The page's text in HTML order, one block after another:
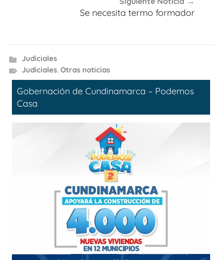
Se necesita termo formador
Judiciales
Judiciales, Otras noticias
Gobernación de Cundinamarca – Podemos
Casa